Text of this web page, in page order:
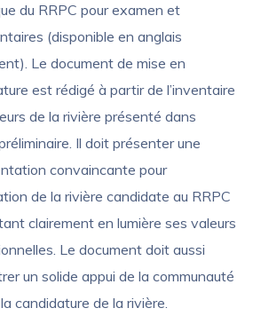
du RRPC pour examen et
(disponible en anglais
Le document de mise en
est rédigé à partir de l’inventaire
de la rivière présenté dans
Il doit présenter une
convaincante pour
de la rivière candidate au RRPC
clairement en lumière ses valeurs
Le document doit aussi
un solide appui de la communauté
candidature de la rivière.